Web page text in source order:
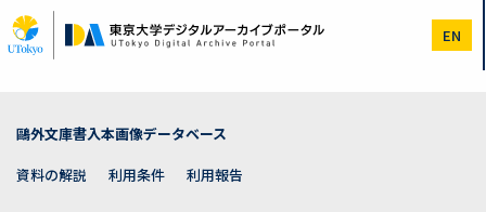
イ
ン
EN
鷗外文庫書入本画像データベース
資料の解説
利用条件 利用報告